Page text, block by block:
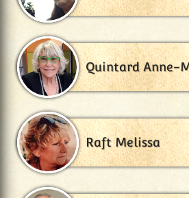
Quintard Anne-
Raft Melissa